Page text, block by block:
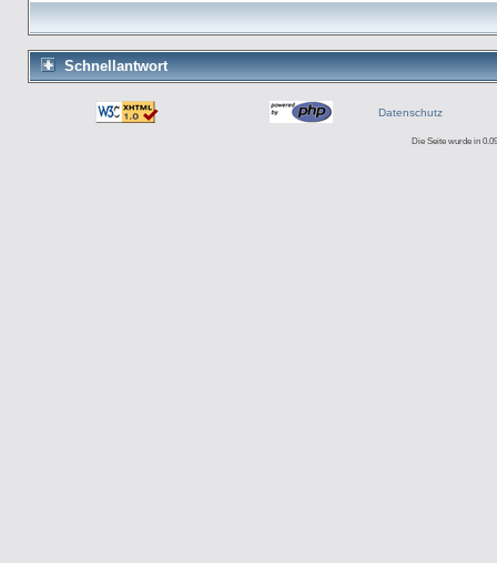
Schnellantwort
Datenschutz
Die Seite wurde in